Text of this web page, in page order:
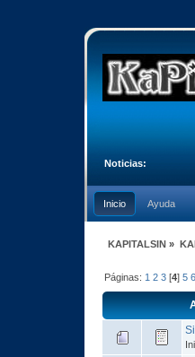
Noticias:
Inicio Ayuda
KAPITALSIN »
Páginas: 1 2 3 [4]5 6